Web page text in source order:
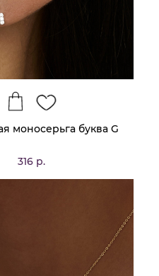
моносерьга буква G
316 р.